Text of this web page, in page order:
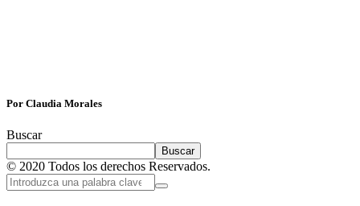
Por Claudia Morales
Buscar
Buscar
© 2020 Todos los derechos Reservados.